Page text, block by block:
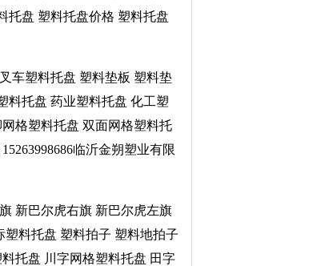
托盘 塑料托盘价格 塑料托盘
车塑料托盘 塑料垫板 塑料垫
料托盘 药业塑料托盘 化工塑
格塑料托盘 双面网格塑料托
临沂金朔塑业有限
新巴尔虎右旗 新巴尔虎左旗
料托盘 塑料拍子 塑料地拍子
托盘 川字网格塑料托盘 田字